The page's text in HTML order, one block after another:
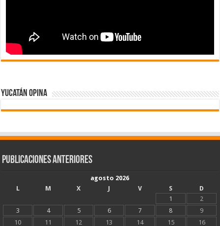
Yucatán Opina
Publicaciones Anteriores
agosto 2026
L
M X J V S
D
1
2
3
4 5 6 7 8
9
10
11 12 13 14 15
16